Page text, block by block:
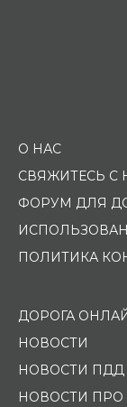
О НАС
СВЯЖИТЕСЬ С
ФОРУМ ДЛЯ
ПОЛИТИКА
ДОРОГА
НОВОСТИ
НОВОСТИ ПДД
НОВОСТИ